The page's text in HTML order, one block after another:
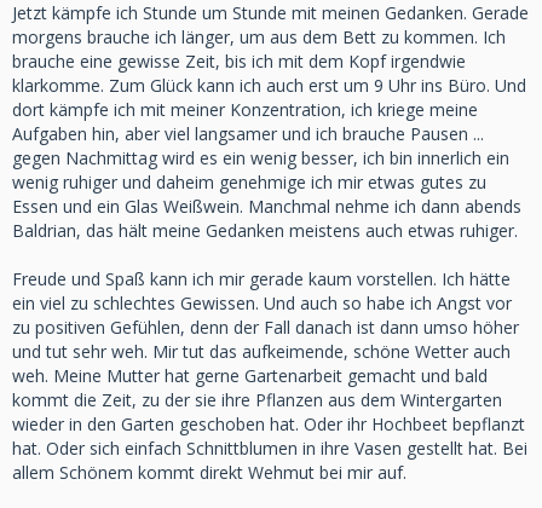
Jetzt kämpfe ich Stunde um Stunde mit meinen Gedanken. Gerade
morgens brauche ich länger, um aus dem Bett zu kommen. Ich
brauche eine gewisse Zeit, bis ich mit dem Kopf irgendwie
klarkomme. Zum Glück kann ich auch erst um 9 Uhr ins Büro. Und
dort kämpfe ich mit meiner Konzentration, ich kriege meine
Aufgaben hin, aber viel langsamer und ich brauche Pausen ...
gegen Nachmittag wird es ein wenig besser, ich bin innerlich ein
wenig ruhiger und daheim genehmige ich mir etwas gutes zu
Essen und ein Glas Weißwein. Manchmal nehme ich dann abends
Baldrian, das hält meine Gedanken meistens auch etwas ruhiger.
Freude und Spaß kann ich mir gerade kaum vorstellen. Ich hätte
ein viel zu schlechtes Gewissen. Und auch so habe ich Angst vor
zu positiven Gefühlen, denn der Fall danach ist dann umso höher
und tut sehr weh. Mir tut das aufkeimende, schöne Wetter auch
weh. Meine Mutter hat gerne Gartenarbeit gemacht und bald
kommt die Zeit, zu der sie ihre Pflanzen aus dem Wintergarten
wieder in den Garten geschoben hat. Oder ihr Hochbeet bepflanzt
hat. Oder sich einfach Schnittblumen in ihre Vasen gestellt hat. Bei
allem Schönem kommt direkt Wehmut bei mir auf.